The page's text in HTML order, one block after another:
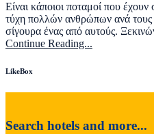
Είναι κάποιοι ποταμοί που έχουν
τύχη πολλών ανθρώπων ανά τους
σίγουρα ένας από αυτούς.
Continue Reading...
LikeBox
Search hotels and more...